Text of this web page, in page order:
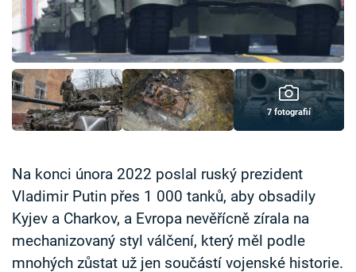
Sledujte prima+
Přihlášení
7 fotografií
Na konci února 2022 poslal ruský prezident
Vladimir Putin přes 1 000 tanků, aby obsadily
Kyjev a Charkov, a Evropa nevěřícně zírala na
mechanizovaný styl válčení, který měl podle
mnohých zůstat už jen součástí vojenské historie.